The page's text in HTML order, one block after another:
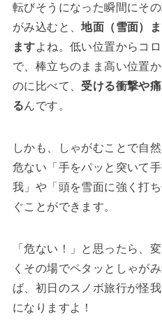
転びそうになった瞬間にそ
がみ込むと、地面（雪面）
ますよね。低い位置からコ
で、棒立ちのまま高い位置
のに比べて、 受ける衝撃や
るんです。
しかも、しゃがむことで自
危ない「手をパッと突いて
我」や「頭を雪面に強く打
ぐことができます。
「危ない！」と思ったら、
くその場でペタッとしゃが
ば、初日のスノボ旅行が怪
になりますよ！